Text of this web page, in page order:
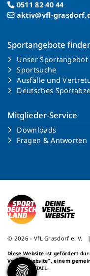
0511 82 40 44
aktiv@vfl-
Sportangebote
Unser Sportangebot
Sportsuche
Ausfälle und
Deutsches
Mitglieder-Service
Downloads
Fragen & Antworten
© 2026 - VfL Grasdorf e. V. |
Diese Website ist gefördert
Vereinswebsite”, einem
NETZCOCKTAIL.